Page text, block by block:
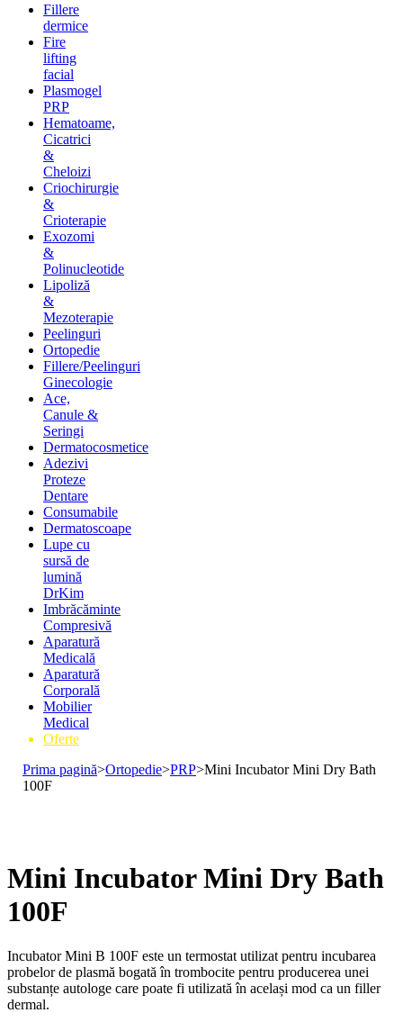
Fillere
dermice
Fire
lifting
facial
Plasmogel
PRP
Hematoame,
Cicatrici
&
Cheloizi
Criochirurgie
&
Crioterapie
Exozomi
&
Polinucleotide
Lipoliză
&
Mezoterapie
Peelinguri
Ortopedie
Fillere/Peelinguri
Ginecologie
Ace,
Canule &
Seringi
Dermatocosmetice
Adezivi
Proteze
Dentare
Consumabile
Dermatoscoape
Lupe cu
sursă de
lumină
DrKim
Imbrăcăminte
Compresivă
Aparatură
Medicală
Aparatură
Corporală
Mobilier
Medical
Oferte
Prima pagină>Ortopedie>PRP>Mini Incubator Mini Dry Bath
100F
Mini Incubator Mini Dry Bath
100F
Incubator Mini B 100F este un termostat utilizat pentru incubarea
probelor de plasmă bogată în trombocite pentru producerea unei
substanțe autologe care poate fi utilizată în același mod ca un filler
dermal.